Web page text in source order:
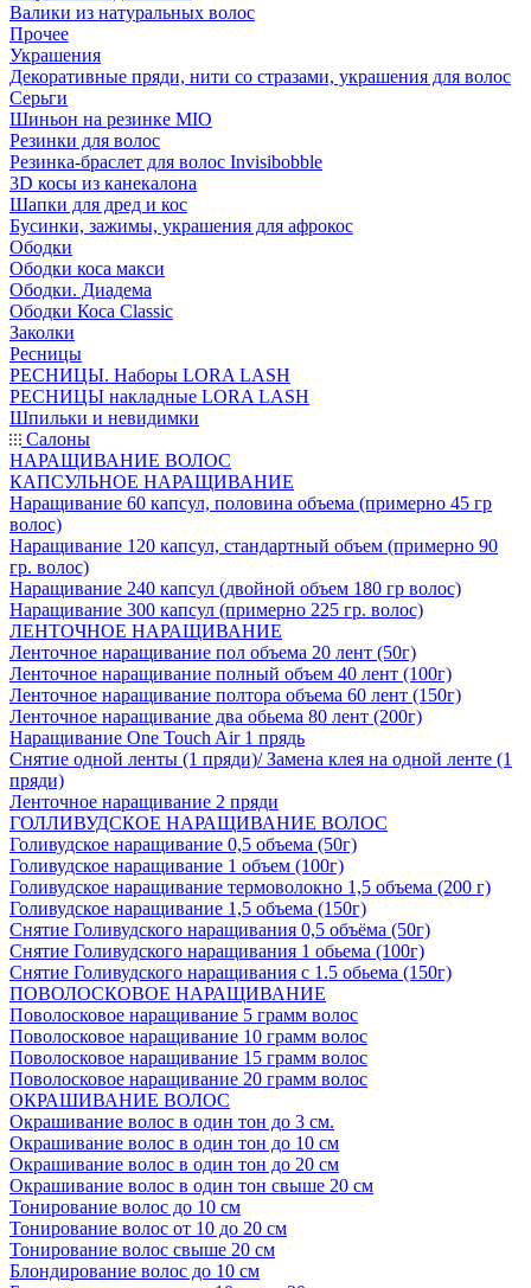
Валики из натуральных волос
Прочее
Украшения
Декоративные пряди, нити со стразами, украшения для волос
Серьги
Шиньон на резинке MIO
Резинки для волос
Резинка-браслет для волос Invisibobble
3D косы из канекалона
Шапки для дред и кос
Бусинки, зажимы, украшения для афрокос
Ободки
Ободки коса макси
Ободки. Диадема
Ободки Коса Classic
Заколки
Ресницы
РЕСНИЦЫ. Наборы LORA LASH
РЕСНИЦЫ накладные LORA LASH
Шпильки и невидимки
Салоны
НАРАЩИВАНИЕ ВОЛОС
КАПСУЛЬНОЕ НАРАЩИВАНИЕ
Наращивание 60 капсул, половина объема (примерно 45 гр
волос)
Наращивание 120 капсул, стандартный объем (примерно 90
гр. волос)
Наращивание 240 капсул (двойной объем 180 гр волос)
Наращивание 300 капсул (примерно 225 гр. волос)
ЛЕНТОЧНОЕ НАРАЩИВАНИЕ
Ленточное наращивание пол объема 20 лент (50г)
Ленточное наращивание полный объем 40 лент (100г)
Ленточное наращивание полтора объема 60 лент (150г)
Ленточное наращивание два обьема 80 лент (200г)
Наращивание One Touch Air 1 прядь
Снятие одной ленты (1 пряди)/ Замена клея на одной ленте (1
пряди)
Ленточное наращивание 2 пряди
ГОЛЛИВУДСКОЕ НАРАЩИВАНИЕ ВОЛОС
Голивудское наращивание 0,5 объема (50г)
Голивудское наращивание 1 объем (100г)
Голивудское наращивание термоволокно 1,5 объема (200 г)
Голивудское наращивание 1,5 объема (150г)
Снятие Голивудского наращивания 0,5 объёма (50г)
Снятие Голивудского наращивания 1 обьема (100г)
Снятие Голивудского наращивания с 1.5 обьема (150г)
ПОВОЛОСКОВОЕ НАРАЩИВАНИЕ
Поволосковое наращивание 5 грамм волос
Поволосковое наращивание 10 грамм волос
Поволосковое наращивание 15 грамм волос
Поволосковое наращивание 20 грамм волос
ОКРАШИВАНИЕ ВОЛОС
Окрашивание волос в один тон до 3 см.
Окрашивание волос в один тон до 10 см
Окрашивание волос в один тон до 20 см
Окрашивание волос в один тон свыше 20 см
Тонирование волос до 10 см
Тонирование волос от 10 до 20 см
Тонирование волос свыше 20 см
Блондирование волос до 10 см